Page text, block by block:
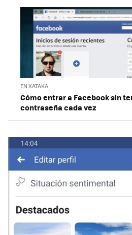
EN XATAKA
Cómo entrar a Facebook sin
contraseña cada vez